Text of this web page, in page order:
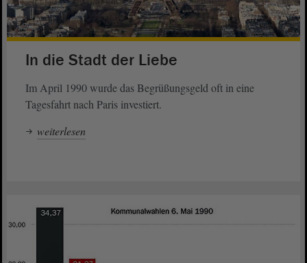
In die Stadt der Liebe
Im April 1990 wurde das Begrüßungsgeld oft in eine
Tagesfahrt nach Paris investiert.
weiterlesen